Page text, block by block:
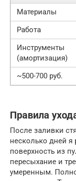
Материалы
Работа
Инструменты
(амортизация)
~500-700 руб.
Правила
После заливки
несколько дней я
поверхность из
пересыхание и
умеренным.